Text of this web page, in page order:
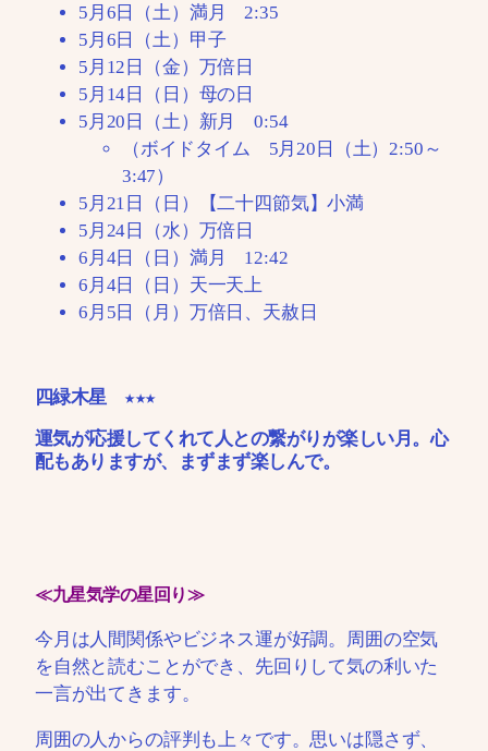
5月6日（土）満月 2:35
5月6日（土）甲子
5月12日（金）万倍日
5月14日（日）母の日
5月20日（土）新月 0:54
（ボイドタイム 5月20日（土）2:50～
3:47）
5月21日（日）【二十四節気】小満
5月24日（水）万倍日
6月4日（日）満月 12:42
6月4日（日）天一天上
6月5日（月）万倍日、天赦日
四緑木星 ★★★
運気が応援してくれて人との繋がりが楽しい月。心
配もありますが、まずまず楽しんで。
≪九星気学の星回り≫
今月は人間関係やビジネス運が好調。周囲の空気
を自然と読むことができ、先回りして気の利いた
一言が出てきます。
周囲の人からの評判も上々です。思いは隠さず、